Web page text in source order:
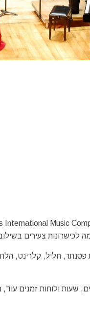
צעירים בשילוב
שעות ולוחות זמנים